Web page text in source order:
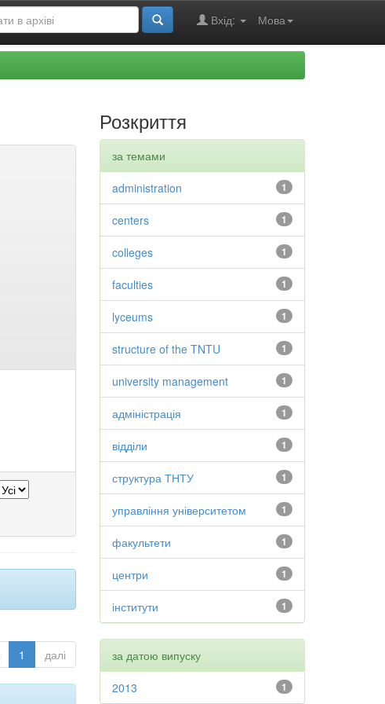
Мова
Вхід:
1 далі
Розкриття
за темами
1
administration
1
centers
1
colleges
1
faculties
1
lyceums
1
structure of the TNTU
1
university management
1
адміністрація
1
відділи
1
структура ТНТУ
1
управління університетом
1
факультети
1
центри
1
інститути
за датою випуску
1
2013